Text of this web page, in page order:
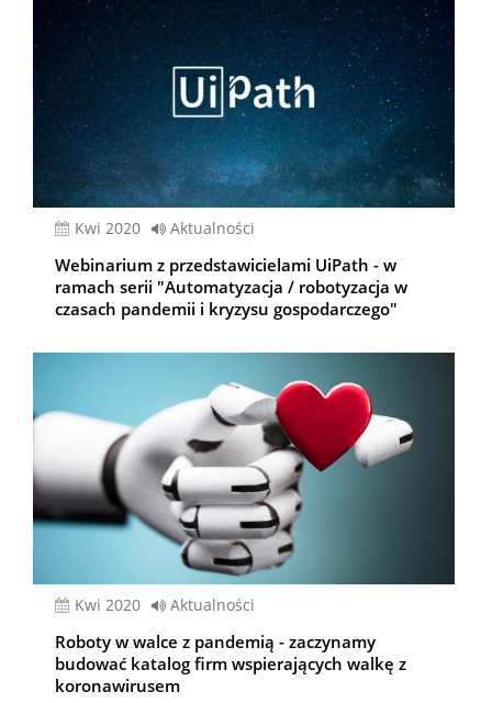
kwi 2020 Aktualności
Webinarium z przedstawicielami UiPath - w
ramach serii "Automatyzacja / robotyzacja w
czasach pandemii i kryzysu gospodarczego"
kwi 2020 Aktualności
Roboty w walce z pandemią - zaczynamy
budować katalog firm wspierających walkę z
koronawirusem